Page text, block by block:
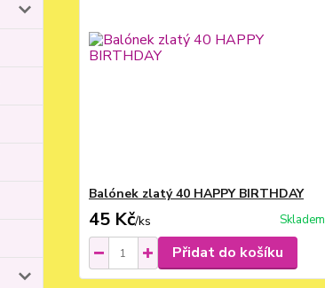
Balónek zlatý 40 HAPPY BIRTHDAY
45 Kč/ks Skladem
Přidat do košíku